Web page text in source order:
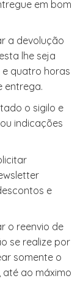
em bom
a devolução
lhe seja
quatro horas
entrega.
o sigilo e
indicações
e
o reenvio de
se realize por
somente o
ao máximo